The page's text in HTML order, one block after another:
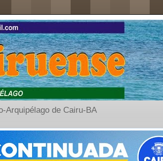
Arquipélago de Cairu-BA